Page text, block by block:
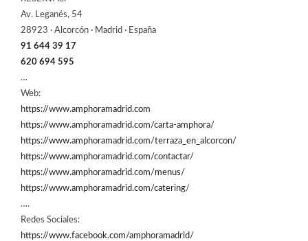
Av. Leganés, 54
28923 · Alcorcón · Madrid · España
91 644 39 17
620 694 595
…
Web:
https://www.amphoramadrid.com
https://www.amphoramadrid.com/carta-amphora/
https://www.amphoramadrid.com/terraza_en_alcorcon/
https://www.amphoramadrid.com/contactar/
https://www.amphoramadrid.com/menus/
https://www.amphoramadrid.com/catering/
….
Redes Sociales:
https://www.facebook.com/amphoramadrid/